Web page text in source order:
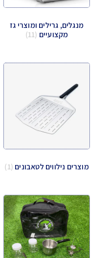
מנגלים, גרילים ומוצרי גז
מקצועיים (11)
מוצרים נילווים לטאבונים (1)